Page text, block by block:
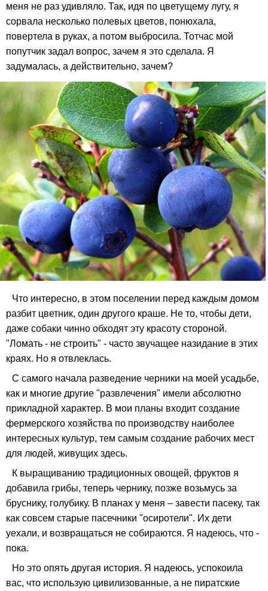
меня не раз удивляло. Так, идя по цветущему лугу, я
сорвала несколько полевых цветов, понюхала,
повертела в руках, а потом выбросила. Тотчас мой
попутчик задал вопрос, зачем я это сделала. Я
задумалась, а действительно, зачем?
Что интересно, в этом поселении перед каждым домом
разбит цветник, один другого краше. Не то, чтобы дети,
даже собаки чинно обходят эту красоту стороной.
"Ломать - не строить" - часто звучащее назидание в этих
краях. Но я отвлеклась.
С самого начала разведение черники на моей усадьбе,
как и многие другие "развлечения" имели абсолютно
прикладной характер. В мои планы входит создание
фермерского хозяйства по производству наиболее
интересных культур, тем самым создание рабочих мест
для людей, живущих здесь.
К выращиванию традиционных овощей, фруктов я
добавила грибы, теперь чернику, позже возьмусь за
бруснику, голубику. В планах у меня – завести пасеку, так
как совсем старые пасечники "осиротели". Их дети
уехали, и возвращаться не собираются. Я надеюсь, что -
пока.
Но это опять другая история. Я надеюсь, успокоила
вас, что использую цивилизованные, а не пиратские